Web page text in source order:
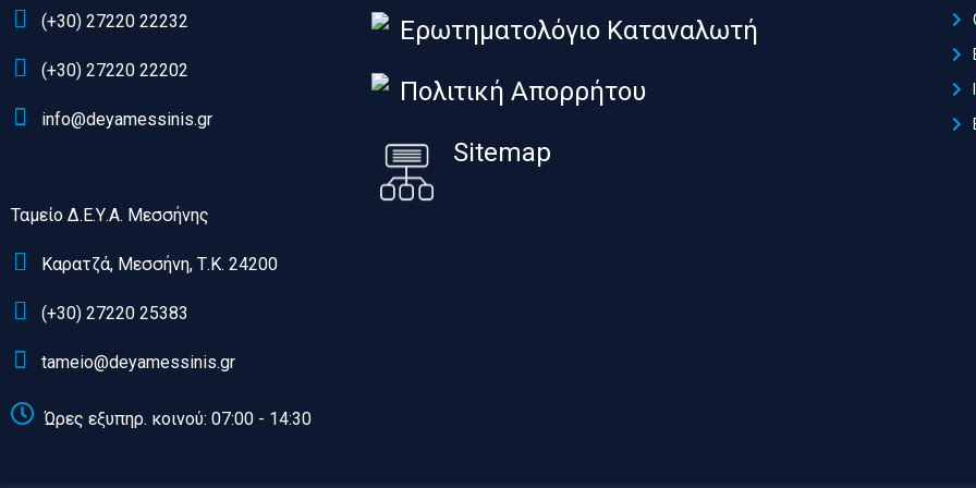
(+30) 27220 22232
(+30) 27220 22202
info@deyamessinis.gr
Ταμείο Δ.Ε.Υ.Α. Μεσσήνης
Καρατζά, Μεσσήνη, Τ.Κ. 24200
(+30) 27220 25383
tameio@deyamessinis.gr
Ώρες εξυπηρ. κοινού: 07:00 - 14:30
Ερωτηματολόγιο Καταναλωτή
Πολιτική Απορρήτου
Sitemap